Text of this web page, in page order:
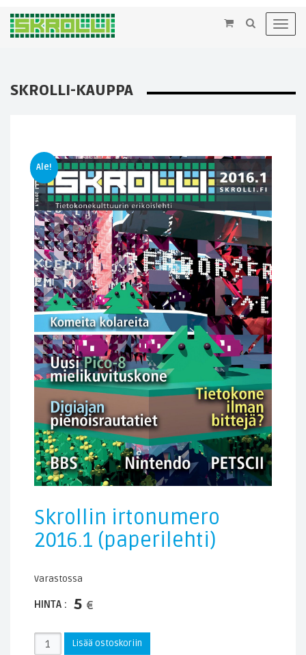
×
SKROLLI-KAUPPA
Ale!
Skrollin irtonumero
2016.1 (paperilehti)
Varastossa
HINTA : 5 €
Skrollin
Lisää ostoskoriin